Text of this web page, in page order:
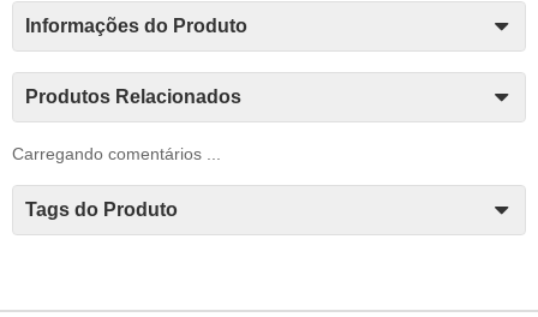
Informações do Produto
Produtos Relacionados
Carregando comentários ...
Tags do Produto